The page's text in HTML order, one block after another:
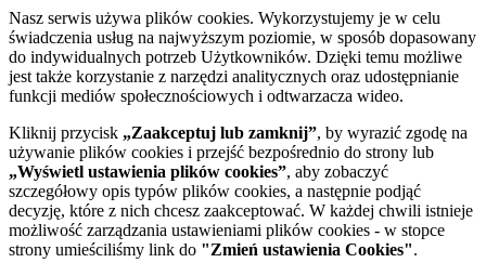
Nasz serwis używa plików cookies. Wykorzystujemy je w celu
świadczenia usług na najwyższym poziomie, w sposób dopasowany
do indywidualnych potrzeb Użytkowników. Dzięki temu możliwe
jest także korzystanie z narzędzi analitycznych oraz udostępnianie
funkcji mediów społecznościowych i odtwarzacza wideo.
Kliknij przycisk „Zaakceptuj lub zamknij”, by wyrazić zgodę na
używanie plików cookies i przejść bezpośrednio do strony lub
„Wyświetl ustawienia plików cookies”, aby zobaczyć
szczegółowy opis typów plików cookies, a następnie podjąć
decyzję, które z nich chcesz zaakceptować. W każdej chwili istnieje
możliwość zarządzania ustawieniami plików cookies - w stopce
strony umieściliśmy link do "Zmień ustawienia Cookies".